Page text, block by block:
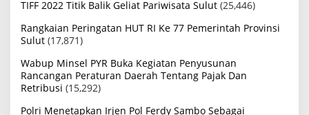
TIFF 2022 Titik Balik Geliat Pariwisata Sulut (25,446)
Rangkaian Peringatan HUT RI Ke 77 Pemerintah Provinsi
Sulut (17,871)
Wabup Minsel PYR Buka Kegiatan Penyusunan
Rancangan Peraturan Daerah Tentang Pajak Dan
Retribusi (15,292)
Polri Menetapkan Irjen Pol Ferdy Sambo Sebagai